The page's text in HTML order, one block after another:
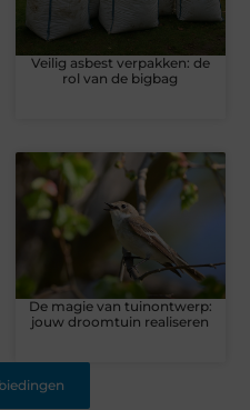
Veilig asbest verpakken: de
rol van de bigbag
De magie van tuinontwerp:
jouw droomtuin realiseren